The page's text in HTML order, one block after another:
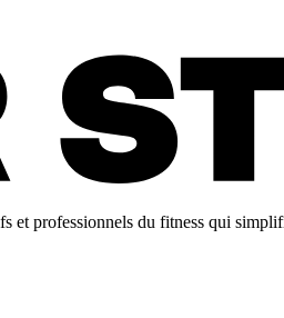
et professionnels du fitness qui